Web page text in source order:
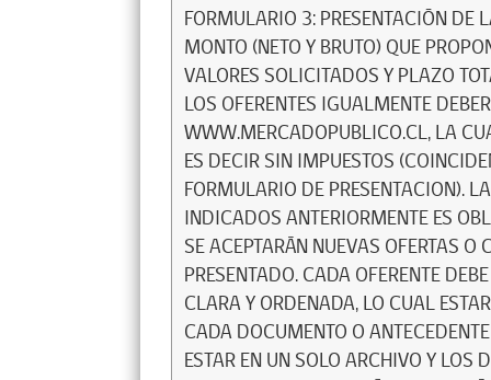
FORMULARIO 3: PRESENTACIÓN DE
MONTO (NETO Y BRUTO) QUE
VALORES SOLICITADOS Y PLAZO
LOS OFERENTES IGUALMENTE
WWW.MERCADOPUBLICO.CL, LA
ES DECIR SIN IMPUESTOS
FORMULARIO DE PRESENTACION).
INDICADOS ANTERIORMENTE ES
SE ACEPTARÁN NUEVAS OFERTAS
PRESENTADO. CADA OFERENTE
CLARA Y ORDENADA, LO CUAL
CADA DOCUMENTO O
ESTAR EN UN SOLO ARCHIVO Y LOS